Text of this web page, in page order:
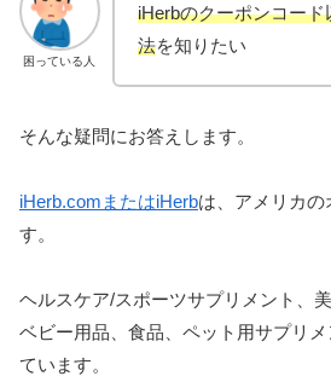
困っている人
iHerbのクーポンコー
法を知りたい
そんな疑問にお答えします。
iHerb.comまたはiHerbは、アメリカ
す。
ヘルスケア/スポーツサプリメント、
ベビー用品、食品、ペット用サプリ
ています。